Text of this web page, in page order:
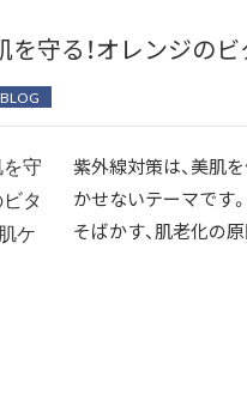
を守る！オレンジの
BLOG
紫外線対策は、美肌
かせないテーマです
そばかす、肌老化の